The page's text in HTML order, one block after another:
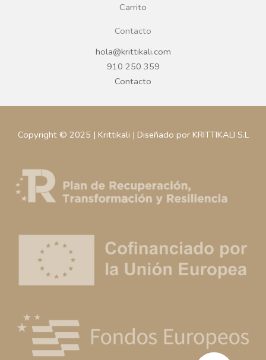
Carrito
Contacto
hola@krittikali.com
910 250 359
Contacto
Copyright © 2025 | Krittikali | Diseñado por KRITTIKALI S.L